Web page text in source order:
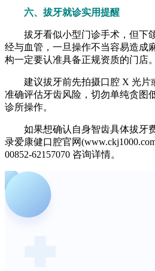
六、拔牙就诊实用提醒
拔牙看似小型门诊手术，但下
经与血管，一旦操作不当容易造成
构一定要认准具备正规资质的门店。
建议拔牙前先拍摄口腔 X 光片
准确评估牙齿风险，切勿单纯贪图
诊所操作。
如果想确认自身智齿具体拔牙
录爱康健口腔官网
00852-62157070 咨询详情。